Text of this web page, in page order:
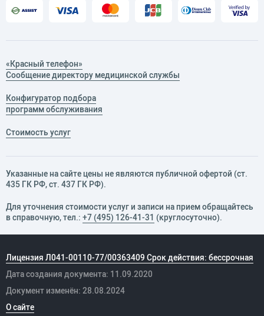
«Красный телефон»
Сообщение директору медицинской службы
Конфигуратор подбора
программ обслуживания
Стоимость услуг
Указанные на сайте цены не являются публичной офертой (ст.
435 ГК РФ, cт. 437 ГК РФ).
Для уточнения стоимости услуг и записи на прием обращайтесь
в справочную, тел.: +7 (495) 126-41-31 (круглосуточно).
Лицензия Л041-00110-77/00363409 Срок действия: бессрочная
Дата создания документа: 11.09.2020
Документ изменён: 28.08.2024
О сайте